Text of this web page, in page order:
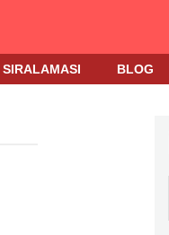
SIRALAMASI BLOG